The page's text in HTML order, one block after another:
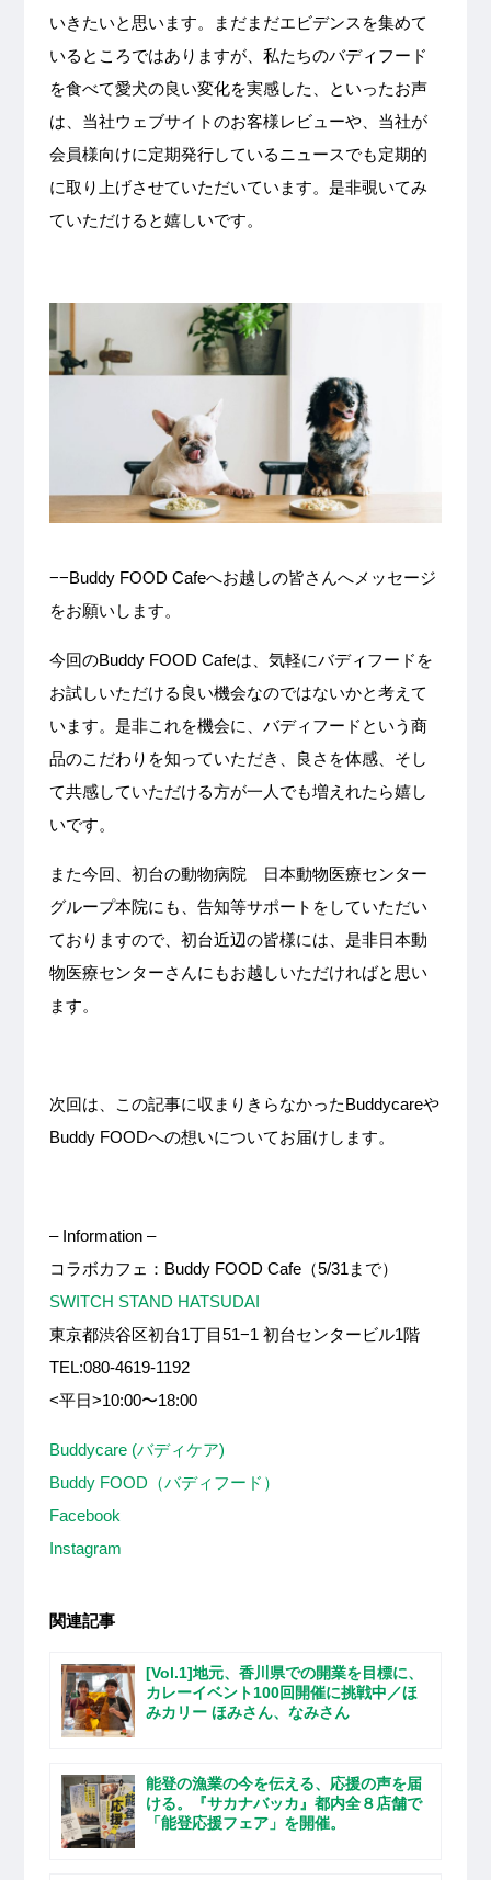
いきたいと思います。まだまだエビデンスを集めて
いるところではありますが、私たちのバディフード
を食べて愛犬の良い変化を実感した、といったお声
は、当社ウェブサイトのお客様レビューや、当社が
会員様向けに定期発行しているニュースでも定期的
に取り上げさせていただいています。是非覗いてみ
ていただけると嬉しいです。
−−Buddy FOOD Cafeへお越しの皆さんへメッセージ
をお願いします。
今回のBuddy FOOD Cafeは、気軽にバディフードを
お試しいただける良い機会なのではないかと考えて
います。是非これを機会に、バディフードという商
品のこだわりを知っていただき、良さを体感、そし
て共感していただける方が一人でも増えれたら嬉し
いです。
また今回、初台の動物病院 日本動物医療センター
グループ本院にも、告知等サポートをしていただい
ておりますので、初台近辺の皆様には、是非日本動
物医療センターさんにもお越しいただければと思い
ます。
次回は、この記事に収まりきらなかったBuddycareや
Buddy FOODへの想いについてお届けします。
– Information –
コラボカフェ：Buddy FOOD Cafe（5/31まで）
SWITCH STAND HATSUDAI
東京都渋谷区初台1丁目51−1 初台センタービル1階
TEL:080-4619-1192
<平日>10:00〜18:00
Buddycare (バディケア)
Buddy FOOD（バディフード）
Facebook
Instagram
関連記事
[Vol.1]地元、香川県での開業を目標に、
カレーイベント100回開催に挑戦中／ほ
みカリー ほみさん、なみさん
能登の漁業の今を伝える、応援の声を届
ける。『サカナバッカ』都内全８店舗で
「能登応援フェア」を開催。